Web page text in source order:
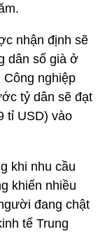
nhận định sẽ
dân số già ở
Công nghiệp
tỷ dân sẽ đạt
tỉ USD) vào
khi nhu cầu
khiến nhiều
đang chật
tế Trung